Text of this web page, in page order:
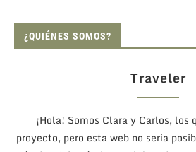
¿QUIÉNES SOMOS?
Traveler
¡Hola! Somos Clara y Carlos, los
proyecto, pero esta web no sería